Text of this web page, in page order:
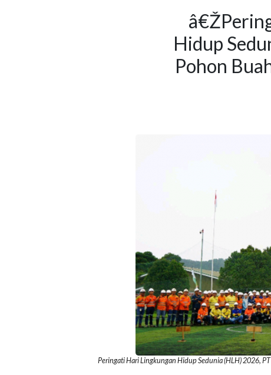
Hidup
Pohon
Peringati Hari Lingkungan Hidup Sedunia (HLH) 2026,